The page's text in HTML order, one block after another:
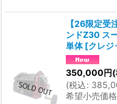
【26限定受
ンドZ30 ス
単体 [クレジ
350,000円
(税込:
希望小売価格